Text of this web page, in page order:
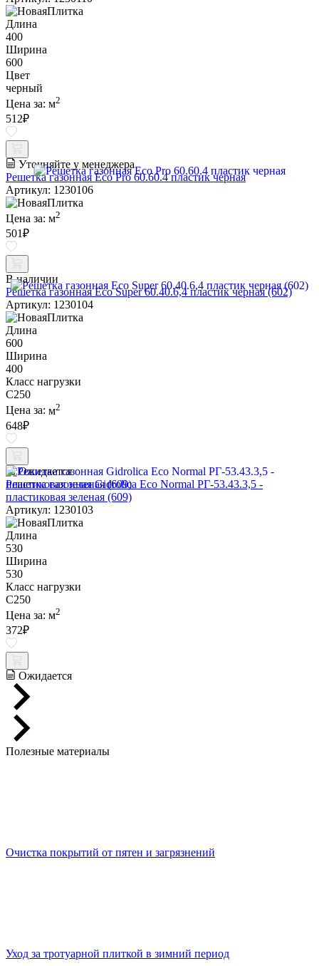
Длина
400
Ширина
600
Цвет
черный
Цена за: м2
512₽
Уточняйте у менеджера
Решетка газонная Eco Pro 60.60.4 пластик черная
Артикул: 1230106
Цена за: м2
501₽
В наличии
Решетка газонная Eco Super 60.40.6,4 пластик черная (602)
Артикул: 1230104
Длина
600
Ширина
400
Класс нагрузки
C250
Цена за: м2
648₽
Ожидается
Решетка газонная Gidrolica Eco Normal РГ-53.43.3,5 -
пластиковая зеленая (609)
Артикул: 1230103
Длина
530
Ширина
530
Класс нагрузки
C250
Цена за: м2
372₽
Ожидается
Полезные материалы
Очистка покрытий от пятен и загрязнений
Уход за тротуарной плиткой в зимний период